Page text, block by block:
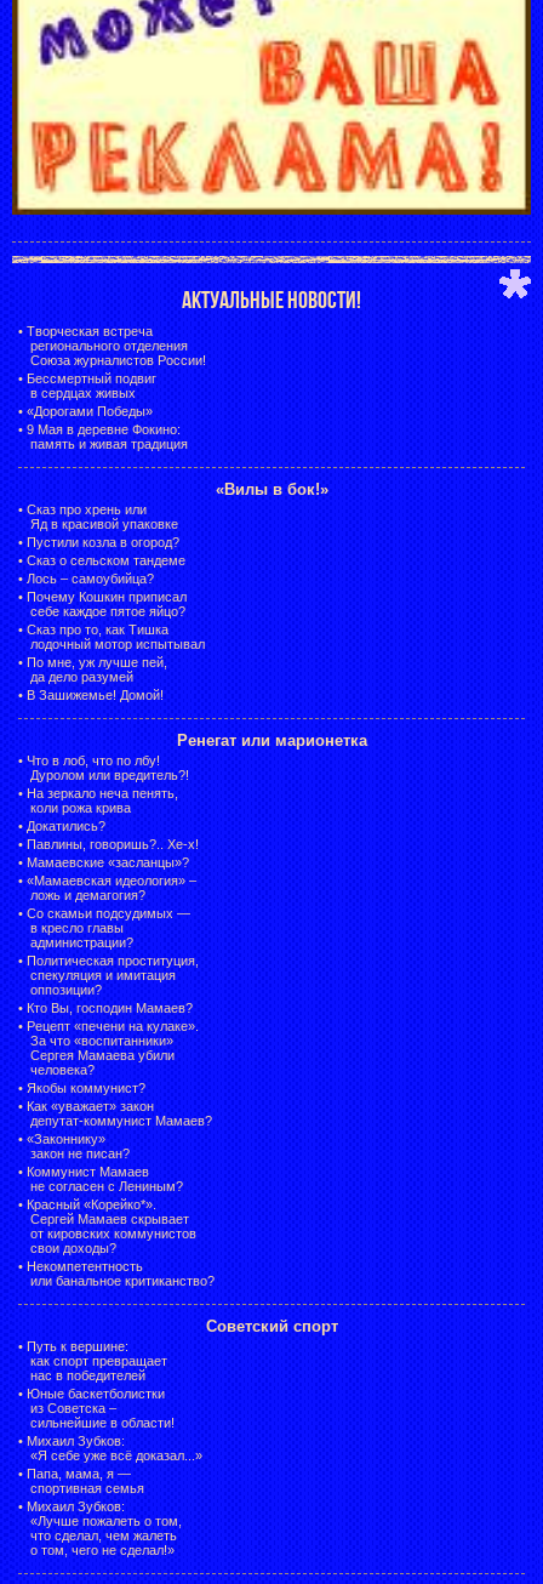
АКТУАЛЬНЫЕ НОВОСТИ!
• Творческая встреча
регионального отделения
Союза журналистов России!
• Бессмертный подвиг
в сердцах живых
• «Дорогами Победы»
• 9 Мая в деревне Фокино:
память и живая традиция
«Вилы в бок!»
• Сказ про хрень или
Яд в красивой упаковке
• Пустили козла в огород?
• Сказ о сельском тандеме
• Лось – самоубийца?
• Почему Кошкин приписал
себе каждое пятое яйцо?
• Сказ про то, как Тишка
лодочный мотор испытывал
• По мне, уж лучше пей,
да дело разумей
• В Зашижемье! Домой!
Ренегат или марионетка
• Что в лоб, что по лбу!
Дуролом или вредитель?!
• На зеркало неча пенять,
коли рожа крива
• Докатились?
• Павлины, говоришь?.. Хе-х!
• Мамаевские «засланцы»?
• «Мамаевская идеология» –
ложь и демагогия?
• Со скамьи подсудимых —
в кресло главы
администрации?
• Политическая проституция,
спекуляция и имитация
оппозиции?
• Кто Вы, господин Мамаев?
• Рецепт «печени на кулаке».
За что «воспитанники»
Сергея Мамаева убили
человека?
• Якобы коммунист?
• Как «уважает» закон
депутат-коммунист Мамаев?
• «Законнику»
закон не писан?
• Коммунист Мамаев
не согласен с Лениным?
• Красный «Корейко*».
Сергей Мамаев скрывает
от кировских коммунистов
свои доходы?
• Некомпетентность
или банальное критиканство?
Советский спорт
• Путь к вершине:
как спорт превращает
нас в победителей
• Юные баскетболистки
из Советска –
сильнейшие в области!
• Михаил Зубков:
«Я себе уже всё доказал...»
• Папа, мама, я —
спортивная семья
• Михаил Зубков:
«Лучше пожалеть о том,
что сделал, чем жалеть
о том, чего не сделал!»